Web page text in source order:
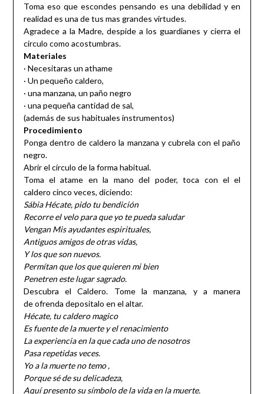
Toma eso que escondes pensando es una debilidad y en
realidad es una de tus mas grandes virtudes.
Agradece a la Madre, despide a los guardianes y cierra el
circulo como acostumbras.
Materiales
· Necesitaras un athame
· Un pequeño caldero,
· una manzana, un paño negro
· una pequeña cantidad de sal,
(además de sus habituales instrumentos)
Procedimiento
Ponga dentro de caldero la manzana y cubrela con el paño
negro.
Abrir el círculo de la forma habitual.
Toma el atame en la mano del poder, toca con el el
caldero cinco veces, diciendo:
Sábia Hécate, pido tu bendición
Recorre el velo para que yo te pueda saludar
Vengan Mis ayudantes espirituales,
Antiguos amigos de otras vidas,
Y los que son nuevos.
Permítan que los que quieren mi bien
Penetren este lugar sagrado.
Descubra el Caldero. Tome la manzana, y a manera
de ofrenda depositalo en el altar.
Hécate, tu caldero magico
Es fuente de la muerte y el renacimiento
La experiencia en la que cada uno de nosotros
Pasa repetidas veces.
Yo a la muerte no temo ,
Porque sé de su delicadeza,
Aquí presento su símbolo de la vida en la muerte.